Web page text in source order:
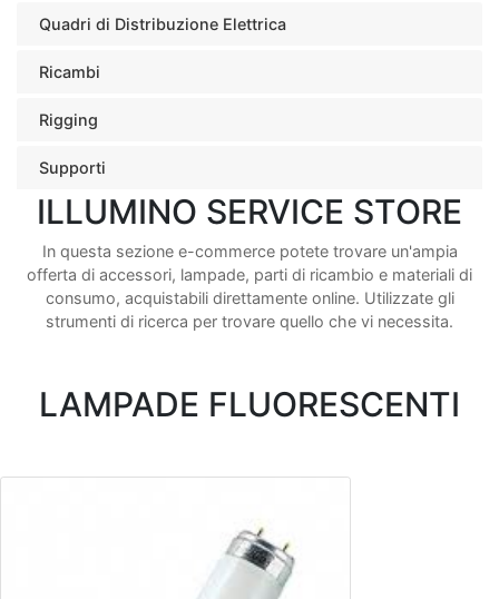
Quadri di Distribuzione Elettrica
Ricambi
Rigging
Supporti
ILLUMINO SERVICE STORE
In questa sezione e-commerce potete trovare un'ampia
offerta di accessori, lampade, parti di ricambio e materiali di
consumo, acquistabili direttamente online. Utilizzate gli
strumenti di ricerca per trovare quello che vi necessita.
LAMPADE FLUORESCENTI